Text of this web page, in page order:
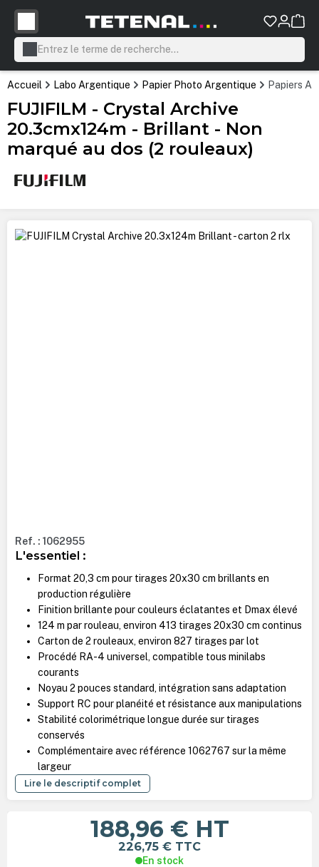
principal
Accueil Labo Argentique Papier Photo Argentique Papiers
FUJIFILM - Crystal Archive
20.3cmx124m - Brillant - Non
marqué au dos (2 rouleaux)
Ignorer la galerie d'images
Ref. : 1062955
L'essentiel :
Format 20,3 cm pour tirages 20x30 cm brillants en
production régulière
Finition brillante pour couleurs éclatantes et Dmax élevé
124 m par rouleau, environ 413 tirages 20x30 cm continus
Carton de 2 rouleaux, environ 827 tirages par lot
Procédé RA-4 universel, compatible tous minilabs
courants
Noyau 2 pouces standard, intégration sans adaptation
Support RC pour planéité et résistance aux manipulations
Stabilité colorimétrique longue durée sur tirages
conservés
Complémentaire avec référence 1062767 sur la même
largeur
Lire le descriptif complet
188,96 € HT
226,75 € TTC
En stock